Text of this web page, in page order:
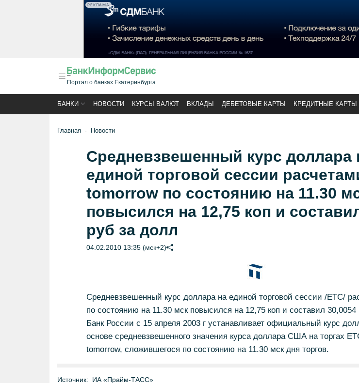
РЕКЛАМА
Портал о банках Екатеринбурга
БАНКИ НОВОСТИ КУРСЫ ВАЛЮТ ВКЛАДЫ ДЕБЕТОВЫЕ КАРТЫ КРЕДИТНЫЕ КАРТЫ
Главная Новости
Средневзвешенный курс доллара
единой торговой сессии
tomorrow по состоянию на 11.30
повысился на 12,75 коп и
руб за долл
04.02.2010 13:35 (мск+2)
Средневзвешенный курс доллара на единой торговой сессии /ЕТС/
по состоянию на 11.30 мск повысился на 12,75 коп и составил
Банк России с 15 апреля 2003 г устанавливает официальный курс
основе средневзвешенного значения курса доллара США на торгах
tomorrow, сложившегося по состоянию на 11.30 мск дня торгов.
Источник: ИА «Прайм-ТАСС»